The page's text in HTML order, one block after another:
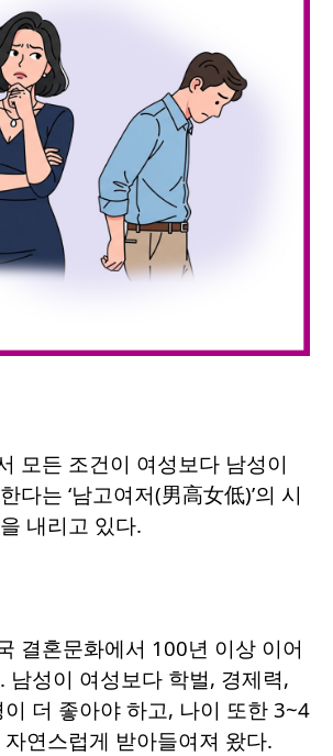
모든 조건이 여성보다 남성이
다는 ‘남고여저(男高女低)’의 시
내리고 있다.
결혼문화에서 100년 이상 이어
남성이 여성보다 학벌, 경제력,
더 좋아야 하고, 나이 또한 3~4
연스럽게 받아들여져 왔다.